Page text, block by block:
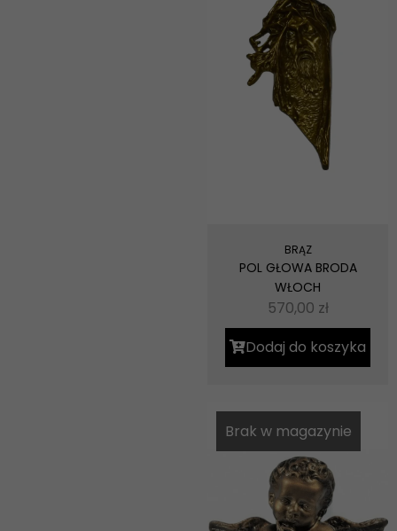
BRĄZ
POL GŁOWA BRODA
WŁOCH
570,00 zł
Dodaj do koszyka
Brak w magazynie